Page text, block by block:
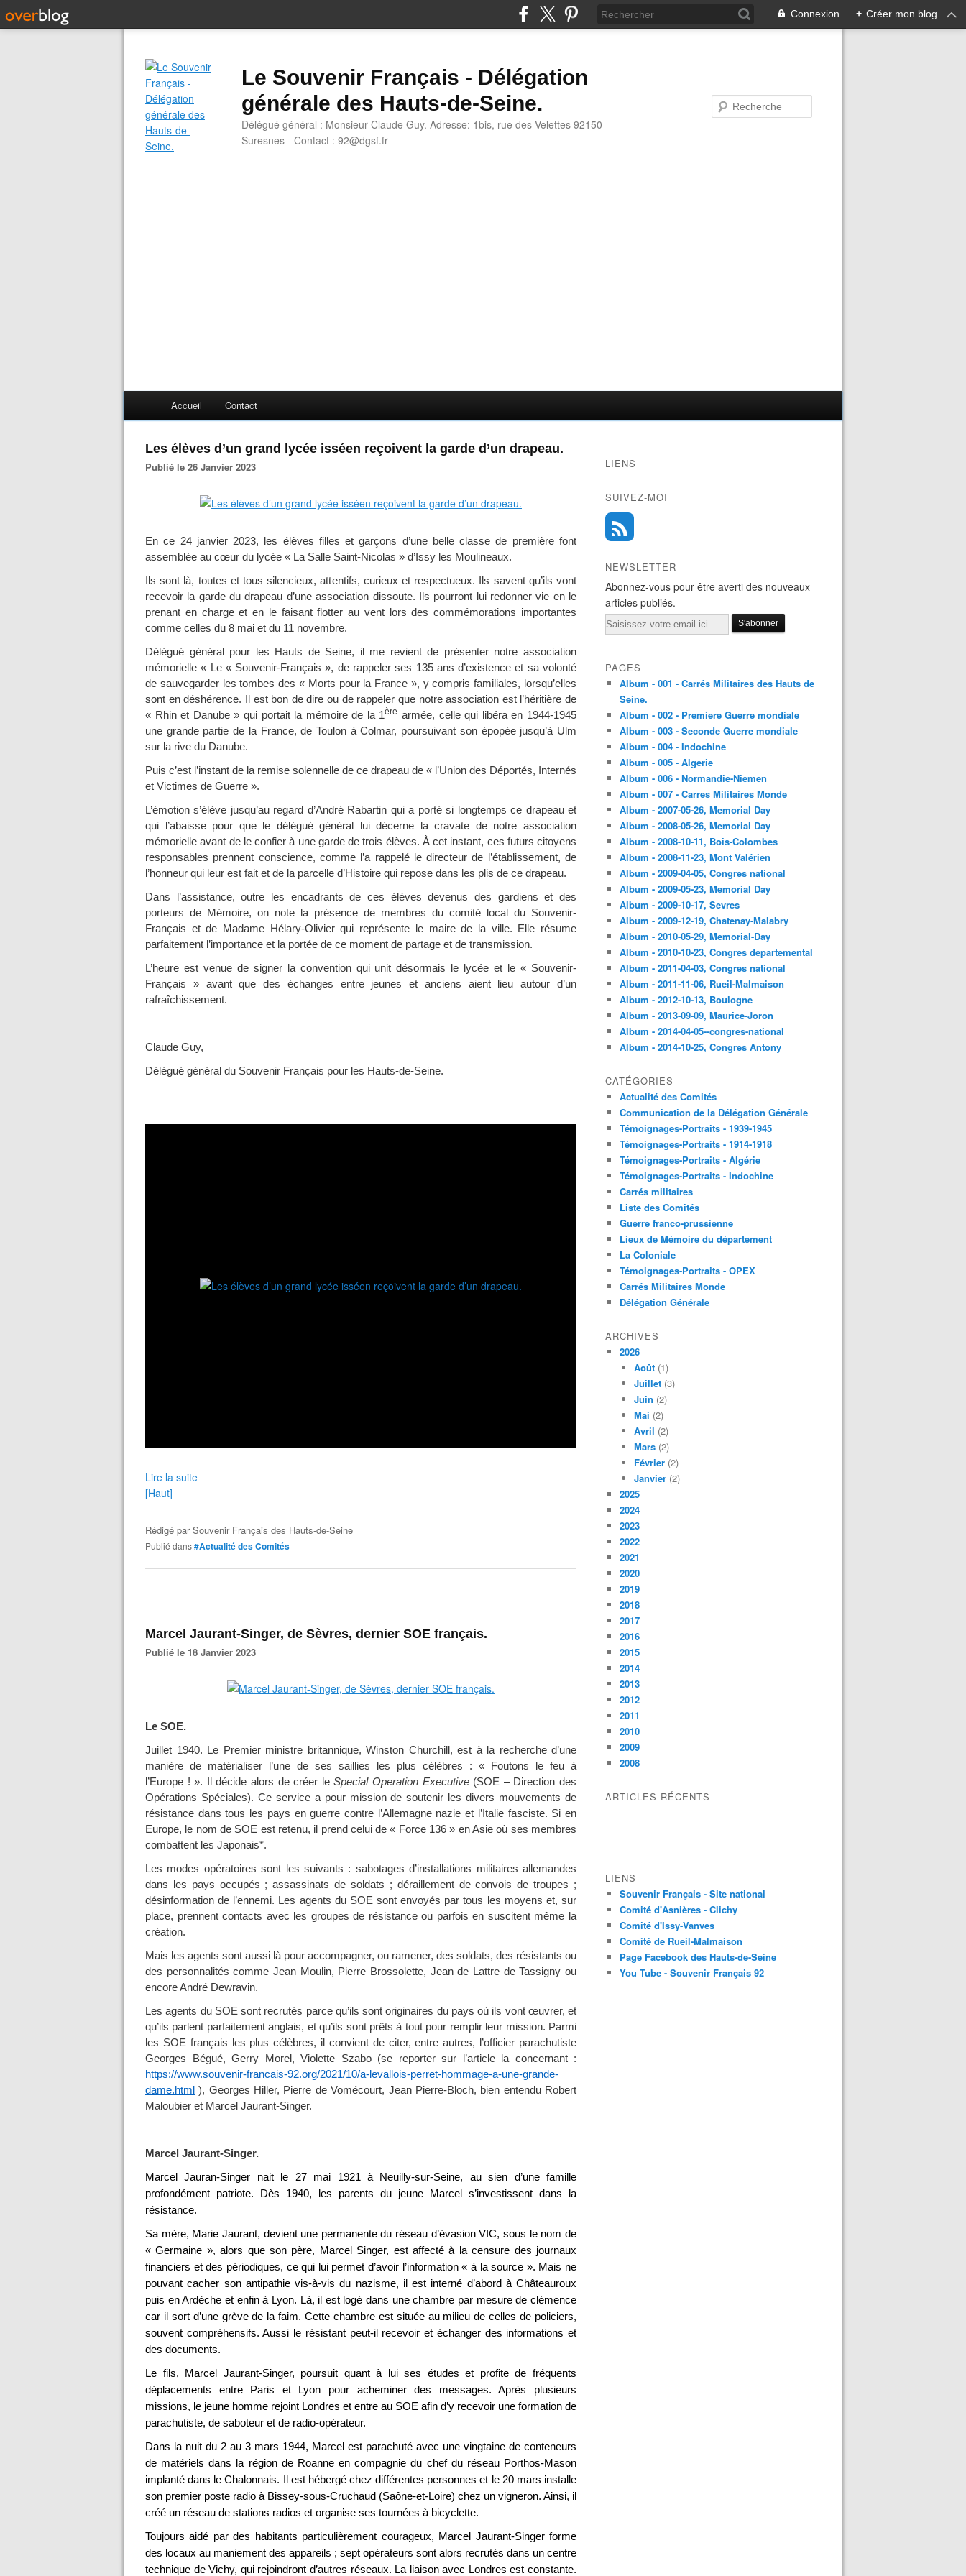
Connexion + Créer mon blog
Le Souvenir Français - Délégation
générale des Hauts-de-Seine.
Délégué général : Monsieur Claude Guy. Adresse: 1bis, rue des Velettes 92150
Suresnes - Contact : 92@dgsf.fr
Accueil Contact
Les élèves d’un grand lycée isséen reçoivent la garde d’un drapeau.
Publié le 26 Janvier 2023
En ce 24 janvier 2023, les élèves filles et garçons d’une belle classe de première font
assemblée au cœur du lycée « La Salle Saint-Nicolas » d’Issy les Moulineaux.
Ils sont là, toutes et tous silencieux, attentifs, curieux et respectueux. Ils savent qu’ils vont
recevoir la garde du drapeau d’une association dissoute. Ils pourront lui redonner vie en le
prenant en charge et en le faisant flotter au vent lors des commémorations importantes
comme celles du 8 mai et du 11 novembre.
Délégué général pour les Hauts de Seine, il me revient de présenter notre association
mémorielle « Le « Souvenir-Français », de rappeler ses 135 ans d’existence et sa volonté
de sauvegarder les tombes des « Morts pour la France », y compris familiales, lorsqu’elles
sont en déshérence. Il est bon de dire ou de rappeler que notre association est l’héritière de
« Rhin et Danube » qui portait la mémoire de la 1ère armée, celle qui libéra en 1944-1945
une grande partie de la France, de Toulon à Colmar, poursuivant son épopée jusqu’à Ulm
sur la rive du Danube.
Puis c’est l’instant de la remise solennelle de ce drapeau de « l’Union des Déportés, Internés
et Victimes de Guerre ».
L’émotion s’élève jusqu’au regard d’André Rabartin qui a porté si longtemps ce drapeau et
qui l’abaisse pour que le délégué général lui décerne la cravate de notre association
mémorielle avant de le confier à une garde de trois élèves. À cet instant, ces futurs citoyens
responsables prennent conscience, comme l’a rappelé le directeur de l’établissement, de
l’honneur qui leur est fait et de la parcelle d’Histoire qui repose dans les plis de ce drapeau.
Dans l’assistance, outre les encadrants de ces élèves devenus des gardiens et des
porteurs de Mémoire, on note la présence de membres du comité local du Souvenir-
Français et de Madame Hélary-Olivier qui représente le maire de la ville. Elle résume
parfaitement l’importance et la portée de ce moment de partage et de transmission.
L’heure est venue de signer la convention qui unit désormais le lycée et le « Souvenir-
Français » avant que des échanges entre jeunes et anciens aient lieu autour d’un
rafraîchissement.
Claude Guy,
Délégué général du Souvenir Français pour les Hauts-de-Seine.
Lire la suite
[Haut]
Rédigé parSouvenir Français des Hauts-de-Seine
Publié dans#Actualité des Comités
Marcel Jaurant-Singer, de Sèvres, dernier SOE français.
Publié le 18 Janvier 2023
Le SOE.
Juillet 1940. Le Premier ministre britannique, Winston Churchill, est à la recherche d’une
manière de matérialiser l’une de ses saillies les plus célèbres : « Foutons le feu à
l’Europe ! ». Il décide alors de créer leSpecial Operation Executive(SOE – Direction des
Opérations Spéciales). Ce service a pour mission de soutenir les divers mouvements de
résistance dans tous les pays en guerre contre l’Allemagne nazie et l’Italie fasciste. Si en
Europe, le nom de SOE est retenu, il prend celui de « Force 136 » en Asie où ses membres
combattent les Japonais*.
Les modes opératoires sont les suivants : sabotages d’installations militaires allemandes
dans les pays occupés ; assassinats de soldats ; déraillement de convois de troupes ;
désinformation de l’ennemi. Les agents du SOE sont envoyés par tous les moyens et, sur
place, prennent contacts avec les groupes de résistance ou parfois en suscitent même la
création.
Mais les agents sont aussi là pour accompagner, ou ramener, des soldats, des résistants ou
des personnalités comme Jean Moulin, Pierre Brossolette, Jean de Lattre de Tassigny ou
encore André Dewravin.
Les agents du SOE sont recrutés parce qu’ils sont originaires du pays où ils vont œuvrer, et
qu’ils parlent parfaitement anglais, et qu’ils sont prêts à tout pour remplir leur mission. Parmi
les SOE français les plus célèbres, il convient de citer, entre autres, l’officier parachutiste
Georges Bégué, Gerry Morel, Violette Szabo (se reporter sur l’article la concernant :
https://www.souvenir-francais-92.org/2021/10/a-levallois-perret-hommage-a-une-grande-
dame.html ), Georges Hiller, Pierre de Vomécourt, Jean Pierre-Bloch, bien entendu Robert
Maloubier et Marcel Jaurant-Singer.
Marcel Jaurant-Singer.
Marcel Jauran-Singer nait le 27 mai 1921 à Neuilly-sur-Seine, au sien d’une famille
profondément patriote. Dès 1940, les parents du jeune Marcel s’investissent dans la
résistance.
Sa mère, Marie Jaurant, devient une permanente du réseau d’évasion VIC, sous le nom de
« Germaine », alors que son père, Marcel Singer, est affecté à la censure des journaux
financiers et des périodiques, ce qui lui permet d’avoir l’information « à la source ». Mais ne
pouvant cacher son antipathie vis-à-vis du nazisme, il est interné d’abord à Châteauroux
puis en Ardèche et enfin à Lyon. Là, il est logé dans une chambre par mesure de clémence
car il sort d’une grève de la faim. Cette chambre est située au milieu de celles de policiers,
souvent compréhensifs. Aussi le résistant peut-il recevoir et échanger des informations et
des documents.
Le fils, Marcel Jaurant-Singer, poursuit quant à lui ses études et profite de fréquents
déplacements entre Paris et Lyon pour acheminer des messages. Après plusieurs
missions, le jeune homme rejoint Londres et entre au SOE afin d’y recevoir une formation de
parachutiste, de saboteur et de radio-opérateur.
Dans la nuit du 2 au 3 mars 1944, Marcel est parachuté avec une vingtaine de conteneurs
de matériels dans la région de Roanne en compagnie du chef du réseau Porthos-Mason
implanté dans le Chalonnais. Il est hébergé chez différentes personnes et le 20 mars installe
son premier poste radio à Bissey-sous-Cruchaud (Saône-et-Loire) chez un vigneron. Ainsi, il
créé un réseau de stations radios et organise ses tournées à bicyclette.
Toujours aidé par des habitants particulièrement courageux, Marcel Jaurant-Singer forme
des locaux au maniement des appareils ; sept opérateurs sont alors recrutés dans un centre
technique de Vichy, qui rejoindront d’autres réseaux. La liaison avec Londres est constante.
LIENS
SUIVEZ-MOI
NEWSLETTER
Abonnez-vous pour être averti des nouveaux
articles publiés.
Email
PAGES
Album - 001 - Carrés Militaires des Hauts de
Seine.
Album - 002 - Premiere Guerre mondiale
Album - 003 - Seconde Guerre mondiale
Album - 004 - Indochine
Album - 005 - Algerie
Album - 006 - Normandie-Niemen
Album - 007 - Carres Militaires Monde
Album - 2007-05-26, Memorial Day
Album - 2008-05-26, Memorial Day
Album - 2008-10-11, Bois-Colombes
Album - 2008-11-23, Mont Valérien
Album - 2009-04-05, Congres national
Album - 2009-05-23, Memorial Day
Album - 2009-10-17, Sevres
Album - 2009-12-19, Chatenay-Malabry
Album - 2010-05-29, Memorial-Day
Album - 2010-10-23, Congres departemental
Album - 2011-04-03, Congres national
Album - 2011-11-06, Rueil-Malmaison
Album - 2012-10-13, Boulogne
Album - 2013-09-09, Maurice-Joron
Album - 2014-04-05--congres-national
Album - 2014-10-25, Congres Antony
CATÉGORIES
Actualité des Comités
Communication de la Délégation Générale
Témoignages-Portraits - 1939-1945
Témoignages-Portraits - 1914-1918
Témoignages-Portraits - Algérie
Témoignages-Portraits - Indochine
Carrés militaires
Liste des Comités
Guerre franco-prussienne
Lieux de Mémoire du département
La Coloniale
Témoignages-Portraits - OPEX
Carrés Militaires Monde
Délégation Générale
ARCHIVES
2026
Août (1)
Juillet (3)
Juin (2)
Mai (2)
Avril (2)
Mars (2)
Février (2)
Janvier (2)
2025
2024
2023
2022
2021
2020
2019
2018
2017
2016
2015
2014
2013
2012
2011
2010
2009
2008
ARTICLES RÉCENTS
LIENS
Souvenir Français - Site national
Comité d'Asnières - Clichy
Comité d'Issy-Vanves
Comité de Rueil-Malmaison
Page Facebook des Hauts-de-Seine
You Tube - Souvenir Français 92